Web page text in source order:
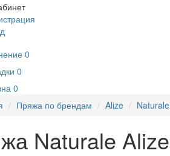
0
0
0
Пряжа по брендам Alize Naturale
Naturale Alize